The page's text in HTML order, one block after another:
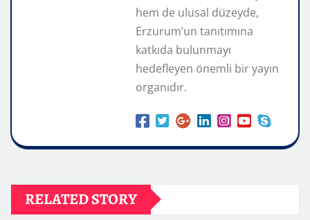
hem de ulusal düzeyde,
Erzurum’un tanıtımına
katkıda bulunmayı
hedefleyen önemli bir yayın
organıdır.
RELATED STORY